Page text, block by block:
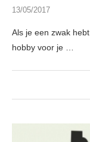
13/05/2017
Als je een zwak
hobby voor je …